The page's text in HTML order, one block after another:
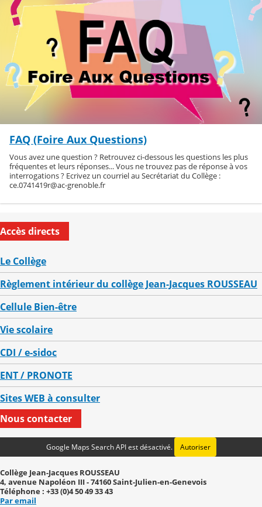
FAQ (Foire Aux Questions)
Vous avez une question ? Retrouvez ci-dessous les questions les plus
fréquentes et leurs réponses... Vous ne trouvez pas de réponse à vos
interrogations ? Ecrivez un courriel au Secrétariat du Collège :
ce.0741419r@ac-grenoble.fr
Accès directs
Le Collège
Règlement intérieur du collège Jean-Jacques ROUSSEAU
Cellule Bien-être
Vie scolaire
CDI / e-sidoc
ENT / PRONOTE
Sites WEB à consulter
Nous contacter
Google Maps Search API est désactivé. Autoriser
Collège Jean-Jacques ROUSSEAU
4, avenue Napoléon III - 74160 Saint-Julien-en-Genevois
Téléphone : +33 (0)4 50 49 33 43
Par email